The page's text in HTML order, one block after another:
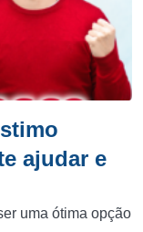
ajudar e
uma ótima opção